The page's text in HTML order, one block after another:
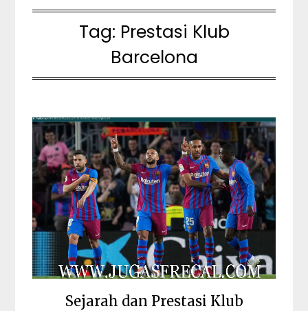
Tag: Prestasi Klub
Barcelona
Sejarah dan Prestasi Klub